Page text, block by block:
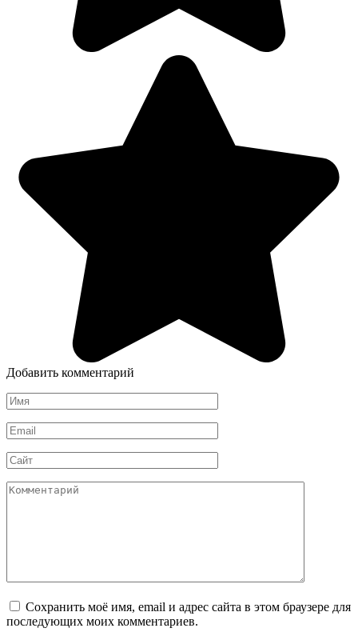
Добавить комментарий
Имя
*
Email
*
Сайт
Комментарий
Сохранить моё имя, email и адрес сайта в этом браузере для
последующих моих комментариев.